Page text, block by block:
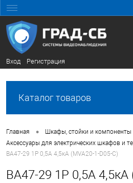
Вход Регистрация
Каталог товаров
Главная • Шкафы, стойки и
Аксессуары для электрических шкафов и
ВА47-29 1P 0,5А 4,5кА (MVA20-1-D05-C)
ВА47-29 1P 0,5А 4,5кА